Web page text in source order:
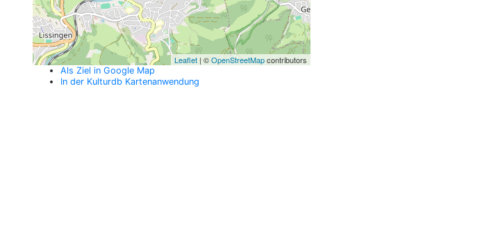
Leaflet | ©OpenStreetMapcontributors
Als Ziel in Google Map
In der Kulturdb Kartenanwendung